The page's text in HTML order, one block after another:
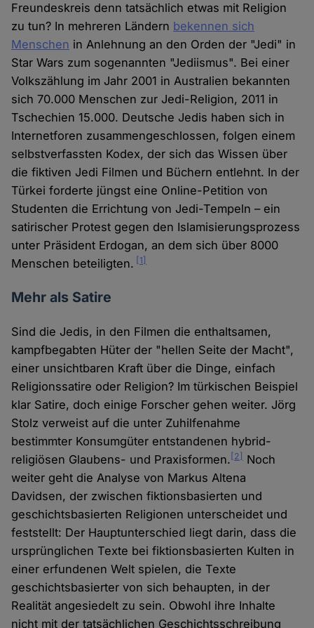
Freundeskreis denn tatsächlich etwas mit Religion
zu tun? In mehreren Ländern bekennen sich
Menschen in Anlehnung an den Orden der "Jedi" in
Star Wars zum sogenannten "Jediismus". Bei einer
Volkszählung im Jahr 2001 in Australien bekannten
sich 70.000 Menschen zur Jedi-Religion, 2011 in
Tschechien 15.000. Deutsche Jedis haben sich in
Internetforen zusammengeschlossen, folgen einem
selbstverfassten Kodex, der sich das Wissen über
die fiktiven Jedi Filmen und Büchern entlehnt. In der
Türkei forderte jüngst eine Online-Petition von
Studenten die Errichtung von Jedi-Tempeln – ein
satirischer Protest gegen den Islamisierungsprozess
unter Präsident Erdogan, an dem sich über 8000
Menschen beteiligten.
[1]
Mehr als Satire
Sind die Jedis, in den Filmen die enthaltsamen,
kampfbegabten Hüter der "hellen Seite der Macht",
einer unsichtbaren Kraft über die Dinge, einfach
Religionssatire oder Religion? Im türkischen Beispiel
klar Satire, doch einige Forscher gehen weiter. Jörg
Stolz verweist auf die unter Zuhilfenahme
bestimmter Konsumgüter entstandenen hybrid-
religiösen Glaubens- und Praxisformen. [2] Noch
weiter geht die Analyse von Markus Altena
Davidsen, der zwischen fiktionsbasierten und
geschichtsbasierten Religionen unterscheidet und
feststellt: Der Hauptunterschied liegt darin, dass die
ursprünglichen Texte bei fiktionsbasierten Kulten in
einer erfundenen Welt spielen, die Texte
geschichtsbasierter von sich behaupten, in der
Realität angesiedelt zu sein. Obwohl ihre Inhalte
nicht mit der tatsächlichen Geschichtsschreibung